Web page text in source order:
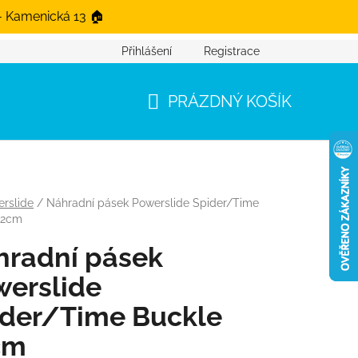
13 🏠
Přihlášení Registrace
PRÁZDNÝ KOŠÍK
/ Náhradní pásek Powerslide Spider/Time
pásek
Time Buckle